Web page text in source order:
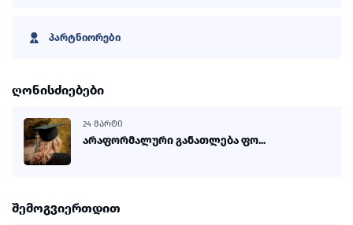
პარტნიორები
ღონისძიებები
24 ᲛᲐᲠᲢᲘ
არაფორმალური განათლება ფო...
შემოგვიერთდით